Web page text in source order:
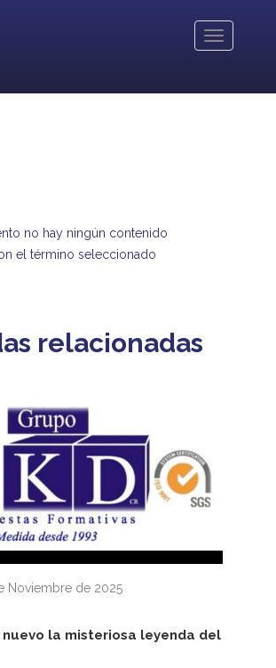
Toggle
no hay ningún contenido
el término seleccionado
relacionadas
Noviembre de 2025
nuevo la misteriosa leyenda del